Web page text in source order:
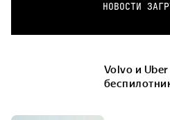
НОВОСТИ
Volvo и